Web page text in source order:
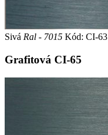
Sivá Ral - 7015 Kód: CI-63
Grafitová CI-65